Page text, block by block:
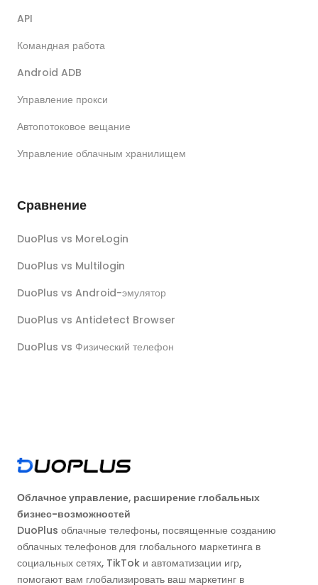
API
Командная работа
Android ADB
Управление прокси
Автопотоковое вещание
Управление облачным хранилищем
Сравнение
DuoPlus vs MoreLogin
DuoPlus vs Multilogin
DuoPlus vs Android-эмулятор
DuoPlus vs Antidetect Browser
DuoPlus vs Физический телефон
Облачное управление, расширение глобальных
бизнес-возможностей
DuoPlus облачные телефоны, посвященные созданию
облачных телефонов для глобального маркетинга в
социальных сетях, TikTok и автоматизации игр,
помогают вам глобализировать ваш маркетинг в